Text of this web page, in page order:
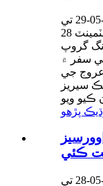
28 مئي تي، 14هين گلوبل آف شور انويسٽمينٽ
گروپ
سفر ۾
جي
سيريز
پڙهو
14 هين اوورسيز
ڪئي